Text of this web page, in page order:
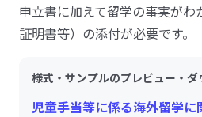
申立書に加えて留学の事実が
証明書等）の添付が必要です。
様式・サンプルのプレビュー・ダ
児童手当等に係る海外留学